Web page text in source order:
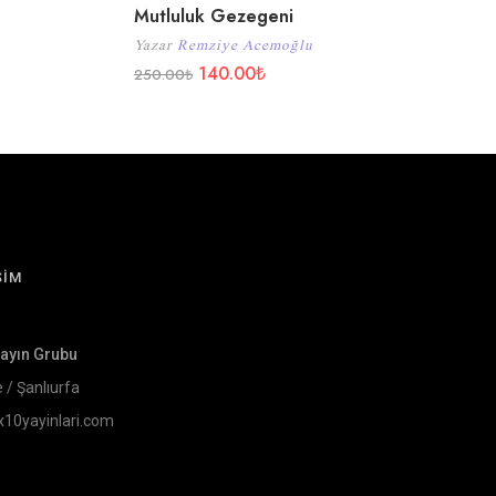
Mutluluk Gezegeni
Yazar Remziye Acemoğlu
250.00₺ 140.00₺
Grubu
/ Şanlıurfa